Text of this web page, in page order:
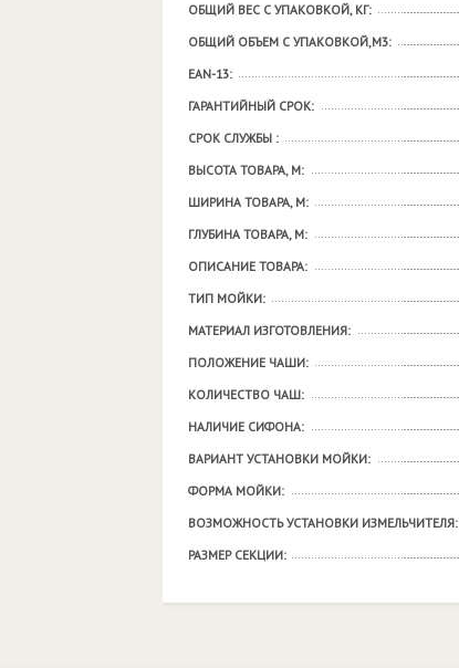
ОБЩИЙ ВЕС С УПАКОВКОЙ, КГ:
ОБЩИЙ ОБЪЕМ С УПАКОВКОЙ,М3:
EAN-13:
ГАРАНТИЙНЫЙ СРОК:
СРОК СЛУЖБЫ :
ВЫСОТА ТОВАРА, М:
ШИРИНА ТОВАРА, М:
ГЛУБИНА ТОВАРА, М:
ОПИСАНИЕ ТОВАРА:
ТИП МОЙКИ:
МАТЕРИАЛ ИЗГОТОВЛЕНИЯ:
ПОЛОЖЕНИЕ ЧАШИ:
КОЛИЧЕСТВО ЧАШ:
НАЛИЧИЕ СИФОНА:
ВАРИАНТ УСТАНОВКИ МОЙКИ:
ФОРМА МОЙКИ:
ВОЗМОЖНОСТЬ УСТАНОВКИ ИЗМЕЛЬЧИТЕЛЯ:
РАЗМЕР СЕКЦИИ: